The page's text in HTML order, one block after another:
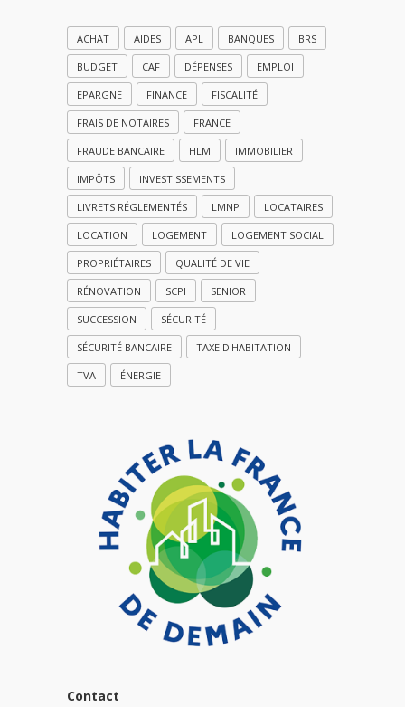
ACHAT AIDES APL BANQUES BRS
BUDGET CAF DÉPENSES EMPLOI
EPARGNE FINANCE FISCALITÉ
FRAIS DE NOTAIRES FRANCE
FRAUDE BANCAIRE HLM IMMOBILIER
IMPÔTS INVESTISSEMENTS
LIVRETS RÉGLEMENTÉS LMNP LOCATAIRES
LOCATION LOGEMENT LOGEMENT SOCIAL
PROPRIÉTAIRES QUALITÉ DE VIE
RÉNOVATION SCPI SENIOR
SUCCESSION SÉCURITÉ
SÉCURITÉ BANCAIRE TAXE D'HABITATION
TVA ÉNERGIE
Contact